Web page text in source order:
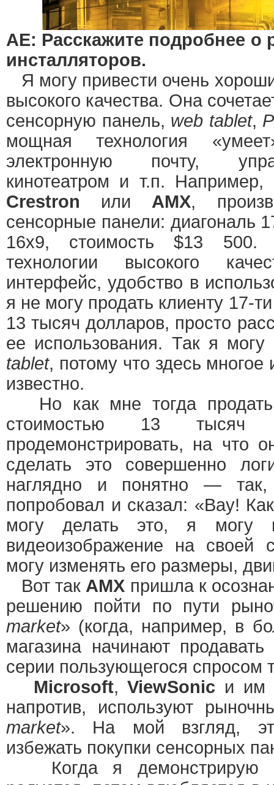
АЕ: Расскажите подробнее о
инсталляторов.
Я могу привести очень
высокого качества. Она
сенсорную панель, web tablet,
мощная технология
электронную почту,
кинотеатром и т.п. Например,
Crestron или AMX,
сенсорные панели: диагональ
16х9, стоимость $13 500.
технологии высокого
интерфейс, удобство в
я не могу продать клиенту 17-
13 тысяч долларов, просто
ее использования. Так я
tablet, потому что здесь многое
известно.
Но как мне тогда продать
стоимостью 13 тысяч
продемонстрировать, на что
сделать это совершенно
наглядно и понятно —
попробовал и сказал: «Вау!
могу делать это, я могу
видеоизображение на своей
могу изменять его размеры,
Вот так АМХ пришла к
решению пойти по пути
market» (когда, например, в
магазина начинают
серии пользующегося спросом
Microsoft,ViewSonic и им
напротив, используют
market». На мой взгляд,
избежать покупки сенсорных
Когда я демонстрирую